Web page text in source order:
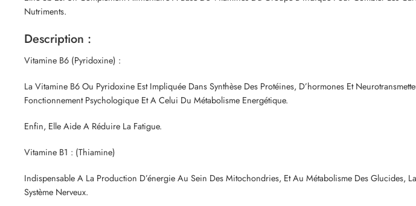
Nutriments.
Description :
Vitamine B6 (Pyridoxine) :
La Vitamine B6 Ou Pyridoxine Est Impliquée Dans Synthèse Des Protéines, D’hormones Et
Fonctionnement Psychologique Et A Celui Du Métabolisme Energétique.
Enfin, Elle Aide A Réduire La Fatigue.
Vitamine B1 : (Thiamine)
Indispensable A La Production D’énergie Au Sein Des Mitochondries, Et Au Métabolisme Des Glucides,
Système Nerveux.